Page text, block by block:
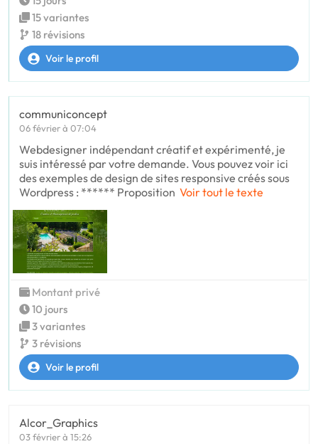
15 variantes
18 révisions
Voir le profil
communiconcept
06 février à 07:04
Webdesigner indépendant créatif et expérimenté, je
suis intéressé par votre demande. Vous pouvez voir ici
des exemples de design de sites responsive créés sous
Wordpress : ****** Proposition Voir tout le texte
Montant privé
10 jours
3 variantes
3 révisions
Voir le profil
Alcor_Graphics
03 février à 15:26